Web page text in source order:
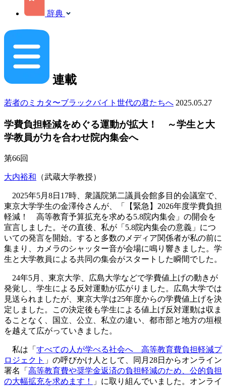
辞典
連載
若者のミカタ〜ブラックバイト世代の君たちへ 2025.05.27
学費負担軽減をめぐる運動が拡大！ ～学生と大
学教員が力を合わせ院内集会へ
第66回
大内裕和 （武蔵大学教授）
2025年5月8日17時、衆議院第二議員会館多 目的会議室で、
東京大学学生の金澤伶さんが、「【緊急】2026年度学費負担
軽減！ 高等教育予算拡充を求める5.8院内集会」の開会を
宣言しました。その直後、私が「5.8院内集会の意義」につ
いての発言を開始。すると多数のメディア関係者が私の前に
集まり、カメラのシャッター音が会場に鳴り響きました。学
生と大学教員による共同の集会がスタートした瞬間でした。
24年5月、東京大学、広島大学などで学費値上げの動きが
発覚し、学生による反対運動が広がりました。広島大学では
見送られましたが、東京大学は25年度からの学費値上げを決
定しました 。この決定後も学生による値上げ反対運動は収ま
ることなく、国立、公立、私立の違い、都市部と地方の垣根
を越えて広がっていきました。
私は「 すべての人が学べる社会へ 高等教育費負担軽減プ
ロジェクト 」の呼びかけ人として、同月28日からオンライン
署名「 高等教育費や奨学金返済の負担軽減のため、公的負担
の大幅拡充を求めます！
」に取り組んでいました。オンライ